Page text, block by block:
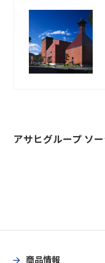
アサヒグループ ソ
商品情報